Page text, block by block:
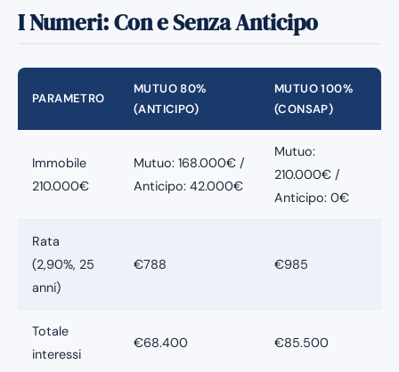
I Numeri: Con e Senza Anticipo
PARAMETRO
MUTUO 80%
(ANTICIPO)
MUTUO 100%
(CONSAP)
Immobile
210.000€
Mutuo: 168.000€ /
Anticipo: 42.000€
Mutuo:
210.000€ /
Anticipo: 0€
Rata
(2,90%, 25
anni)
€788 €985
Totale
interessi
€68.400 €85.500